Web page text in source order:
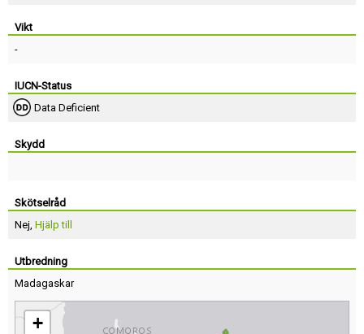
Vikt
-
IUCN-Status
Data Deficient
Skydd
Skötselråd
Nej, Hjälp till
Utbredning
Madagaskar
+